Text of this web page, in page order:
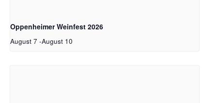
Oppenheimer Weinfest 2026
August 7 -August 10